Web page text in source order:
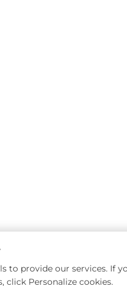
to provide our services. If
click Personalize cookies.